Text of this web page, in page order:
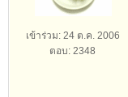
เข้าร่วม: 24 ต.ค. 2006
ตอบ: 2348